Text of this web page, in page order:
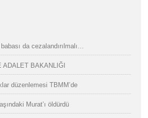
da cezalandırılmalı…
ADALET BAKANLIĞI
düzenlemesi TBMM’de
Murat’ı öldürdü